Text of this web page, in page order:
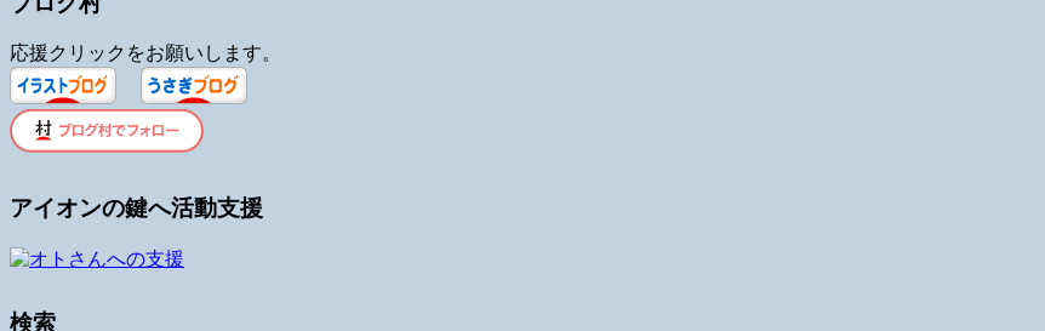
応援クリックをお願いします。
アイオンの鍵へ活動支援
検索